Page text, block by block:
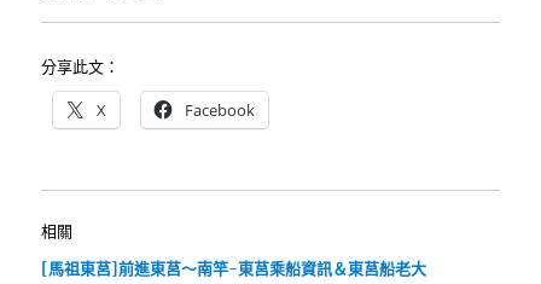
分享此文：
X Facebook
相關
[馬祖東莒]前進東莒～南竿-東莒乘船資訊＆東莒船老大